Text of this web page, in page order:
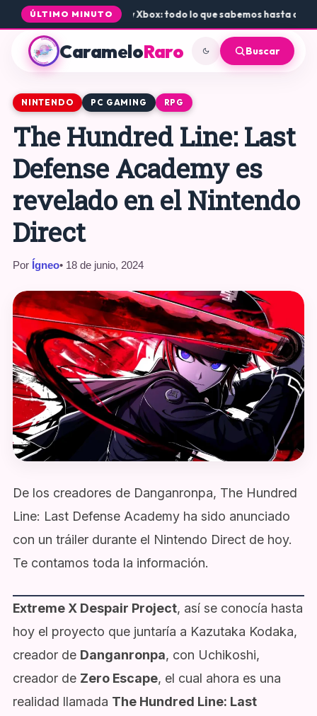
ÚLTIMO MINUTO
de Rogue Core a PS5 y Xbox: todo lo que sabemos hasta ahora
CarameloRaro Buscar
NINTENDO PC GAMING RPG
The Hundred Line: Last
Defense Academy es
revelado en el Nintendo
Direct
Por Ígneo• 18 de junio, 2024
De los creadores de Danganronpa, The Hundred
Line: Last Defense Academy ha sido anunciado
con un tráiler durante el Nintendo Direct de hoy.
Te contamos toda la información.
Extreme X Despair Project, así se conocía hasta
hoy el proyecto que juntaría a Kazutaka Kodaka,
creador de Danganronpa, con Uchikoshi,
creador de Zero Escape, el cual ahora es una
realidad llamada The Hundred Line: Last